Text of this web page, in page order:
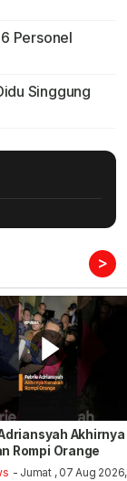
Personel
Singgung
>
Akhirnya
Rompi Orange
- Jumat , 07 Aug 2026,